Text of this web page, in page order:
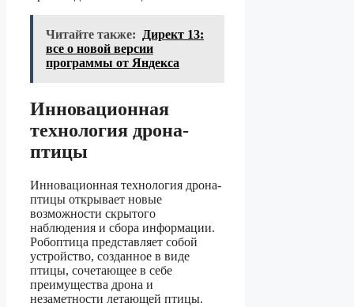
Читайте также:
Директ 13:
все о новой версии
программы от Яндекса
Инновационная
технология дрона-
птицы
Инновационная технология дрона-
птицы открывает новые
возможности скрытого
наблюдения и сбора информации.
Робоптица представляет собой
устройство, созданное в виде
птицы, сочетающее в себе
преимущества дрона и
незаметности летающей птицы.